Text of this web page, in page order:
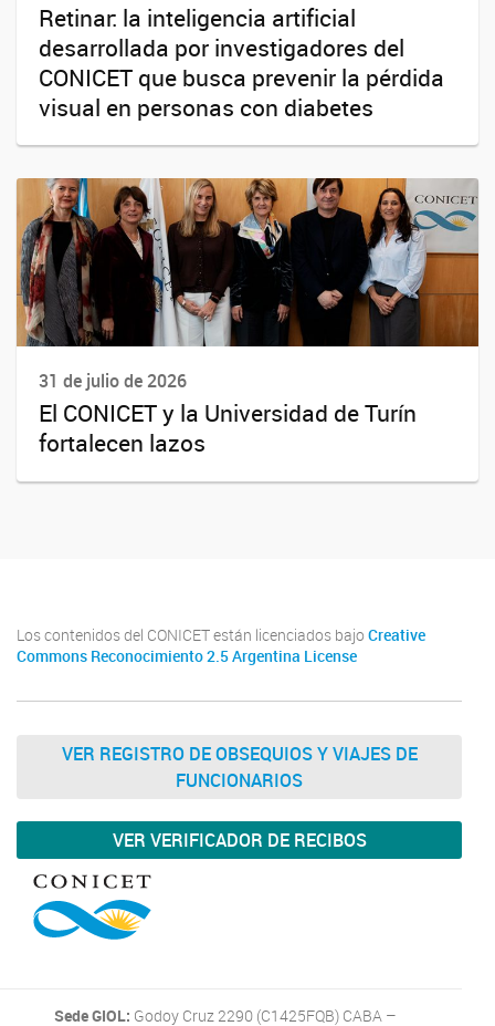
Retinar: la inteligencia artificial
desarrollada por investigadores del
CONICET que busca prevenir la pérdida
visual en personas con diabetes
31 de julio de 2026
El CONICET y la Universidad de Turín
fortalecen lazos
Los contenidos del CONICET están licenciados bajo Creative
Commons Reconocimiento 2.5 Argentina License
VER REGISTRO DE OBSEQUIOS Y VIAJES DE
FUNCIONARIOS
VER VERIFICADOR DE RECIBOS
Sede GIOL: Godoy Cruz 2290 (C1425FQB) CABA –